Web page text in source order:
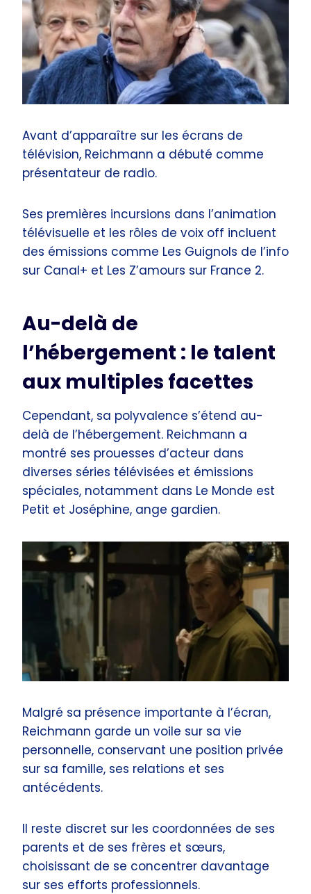
Avant d’apparaître sur les écrans de
télévision, Reichmann a débuté comme
présentateur de radio.
Ses premières incursions dans l’animation
télévisuelle et les rôles de voix off incluent
des émissions comme Les Guignols de l’info
sur Canal+ et Les Z’amours sur France 2.
Au-delà de
l’hébergement : le talent
aux multiples facettes
Cependant, sa polyvalence s’étend au-
delà de l’hébergement. Reichmann a
montré ses prouesses d’acteur dans
diverses séries télévisées et émissions
spéciales, notamment dans Le Monde est
Petit et Joséphine, ange gardien.
Malgré sa présence importante à l’écran,
Reichmann garde un voile sur sa vie
personnelle, conservant une position privée
sur sa famille, ses relations et ses
antécédents.
Il reste discret sur les coordonnées de ses
parents et de ses frères et sœurs,
choisissant de se concentrer davantage
sur ses efforts professionnels.